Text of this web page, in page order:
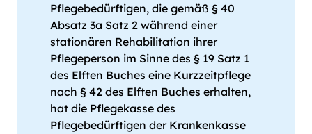
Pflegebedürftigen, die gemäß § 40
Absatz 3a Satz 2 während einer
stationären Rehabilitation ihrer
Pflegeperson im Sinne des § 19 Satz 1
des Elften Buches eine Kurzzeitpflege
nach § 42 des Elften Buches erhalten,
hat die Pflegekasse des
Pflegebedürftigen der Krankenkasse